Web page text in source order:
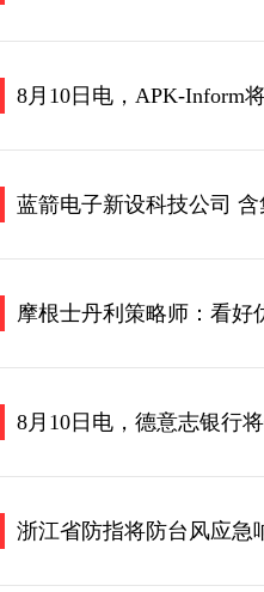
8月10日电，APK-Inform
蓝箭电子新设科技公司
摩根士丹利策略师：看好
8月10日电，德意志银行
浙江省防指将防台风应急